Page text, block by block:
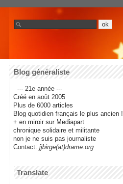
Blog généraliste
--- 21e année ---
Créé en août 2005
Plus de 6000 articles
Blog quotidien français le plus ancien !
+ en miroir sur Mediapart
chronique solidaire et militante
non je ne suis pas journaliste
Contact: jjbirge(at)drame.org
Translate